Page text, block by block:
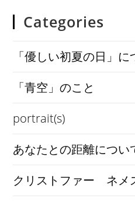
Categories
「優しい初夏の日」に
「青空」のこと
portrait(s)
あなたとの距離につい
クリストファー ネメ